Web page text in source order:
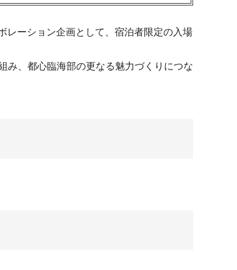
レーション企画として、宿泊者限定の入場
み、都心臨海部の更なる魅力づくりにつな